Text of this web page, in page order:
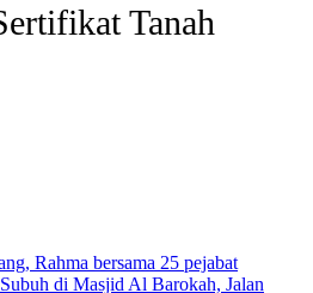
Tanah